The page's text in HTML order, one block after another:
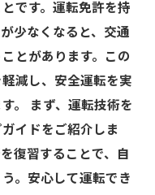
です。運転免許を持
少なくなると、交通
とがあります。この
減し、安全運転を実
。 まず、運転技術を
イドをご紹介しま
復習することで、自
。安心して運転でき